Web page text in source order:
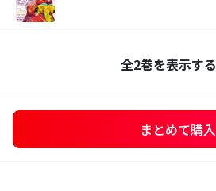
全2巻を表示する
まとめて購入